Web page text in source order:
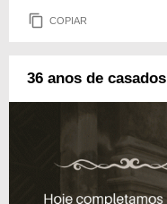
COPIAR
36 anos de casados